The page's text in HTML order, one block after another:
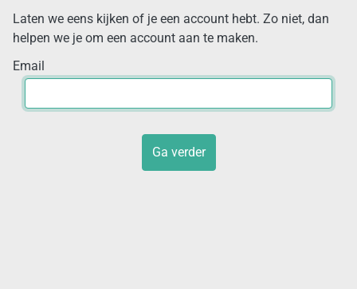
Laten we eens kijken of je een account hebt. Zo niet, dan
helpen we je om een account aan te maken.
Email
Ga verder